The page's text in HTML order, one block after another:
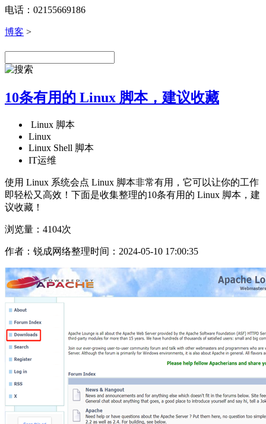
电话：02155669186
博客 >
10条有用的 Linux 脚本，建议收藏
Linux 脚本
Linux
Linux Shell 脚本
IT运维
使用 Linux 系统会点 Linux 脚本非常有用，它可以让你的工作
即轻松又高效！下面是收集整理的10条有用的 Linux 脚本，建
议收藏！
浏览量：4104次
作者：锐成网络整理时间：2024-05-10 17:00:35